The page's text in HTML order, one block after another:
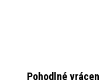
Pohodlné